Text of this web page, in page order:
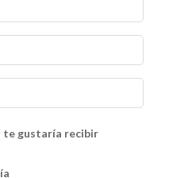
te gustaría recibir